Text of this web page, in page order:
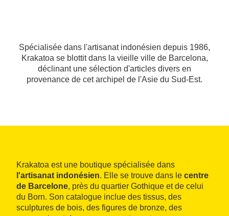
Spécialisée dans l'artisanat indonésien depuis 1986,
Krakatoa se blottit dans la vieille ville de Barcelona,
déclinant une sélection d'articles divers en
provenance de cet archipel de l'Asie du Sud-Est.
Krakatoa est une boutique spécialisée dans
l'artisanat indonésien. Elle se trouve dans le centre
de Barcelone, près du quartier Gothique et de celui
du Born. Son catalogue inclue des tissus, des
sculptures de bois, des figures de bronze, des